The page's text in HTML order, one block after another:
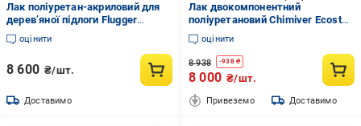
Лак поліуретан-акриловий для
дерев’яної підлоги Flugger
Natural Wood Floor Varnish 45 5 л
(2303263215)
оцінити
8 600 ₴/шт.
Доставимо
Лак двокомпонентний
поліуретановий Chimiver Ecostar
2К SL на водній основі
напівглянцевий 5,5 л
оцінити
8 938 -938₴
8 000 ₴/шт.
Привеземо Доставимо